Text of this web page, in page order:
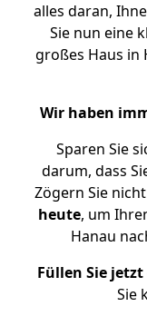
alles daran,
Sie nun eine
großes Haus in
Wir haben
Sparen Sie
darum, dass
Zögern Sie
heute, um
Hanau
Füllen Sie
Sie